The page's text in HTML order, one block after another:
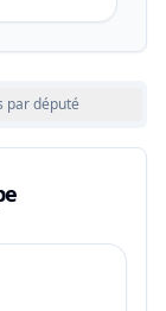
par député